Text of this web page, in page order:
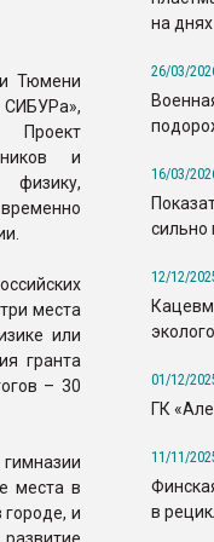
Тюмени
и
физику,
места
или
гранта
– 30
места в
и
на днях
26/03/
16/03/
сильно
12/12/
01/12/
ГК
11/11/
в